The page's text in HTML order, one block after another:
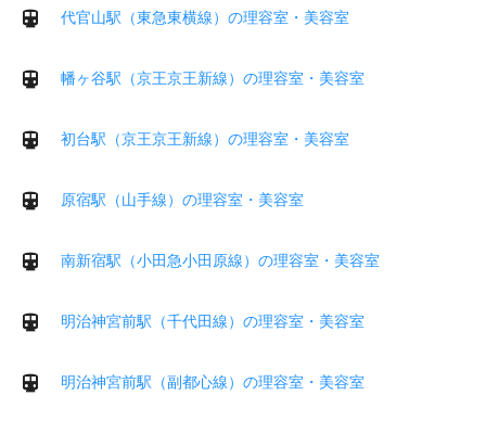
代官山駅（東急東横線）の理容室・美容室
幡ヶ谷駅（京王京王新線）の理容室・美容室
初台駅（京王京王新線）の理容室・美容室
原宿駅（山手線）の理容室・美容室
南新宿駅（小田急小田原線）の理容室・美容室
明治神宮前駅（千代田線）の理容室・美容室
明治神宮前駅（副都心線）の理容室・美容室